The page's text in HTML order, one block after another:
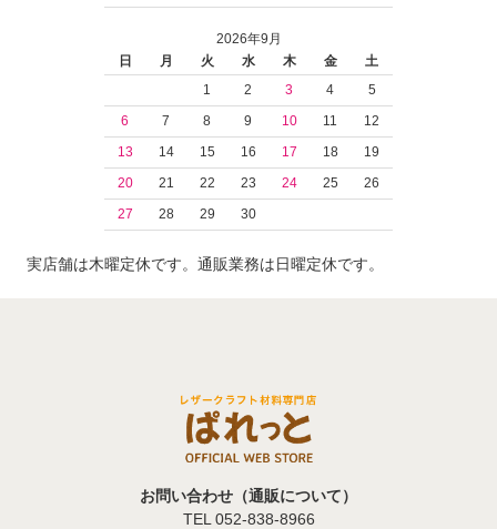
2026年9月
日
月 火 水 木 金
土
1
2 3 4
5
6
7 8 9 10 11
12
13
14 15 16 17 18
19
20
21 22 23 24 25
26
27
28 29 30
実店舗は木曜定休です。通販業務は日曜定休です。
お問い合わせ（通販について）
TEL 052-838-8966